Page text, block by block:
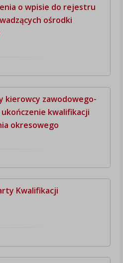
o wpisie do rejestru
ośrodki
kierowcy zawodowego-
kwalifikacji
okresowego
Kwalifikacji